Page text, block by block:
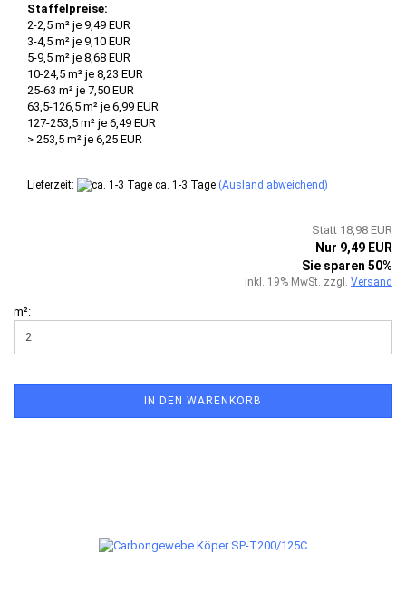
Staffelpreise:
2-2,5 m² je 9,49 EUR
3-4,5 m² je 9,10 EUR
5-9,5 m² je 8,68 EUR
10-24,5 m² je 8,23 EUR
25-63 m² je 7,50 EUR
63,5-126,5 m² je 6,99 EUR
127-253,5 m² je 6,49 EUR
> 253,5 m² je 6,25 EUR
Lieferzeit: ca. 1-3 Tage (Ausland abweichend)
Statt 18,98 EUR
Nur 9,49 EUR
Sie sparen 50%
inkl. 19% MwSt. zzgl. Versand
m²:
IN DEN WARENKORB